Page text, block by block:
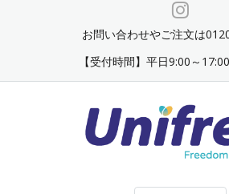
お問い合わせやご注文は
【受付時間】平日9:00～